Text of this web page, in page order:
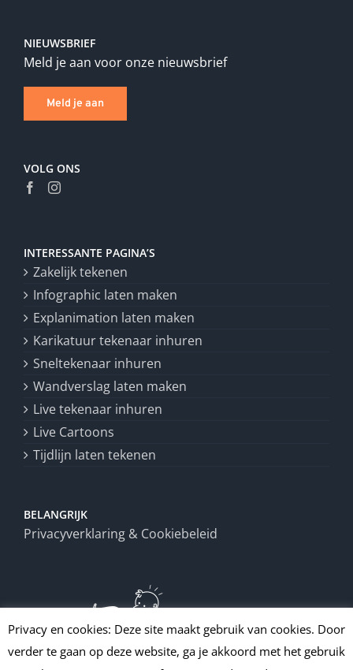
NIEUWSBRIEF
Meld je aan voor onze nieuwsbrief
Meld je aan
VOLG ONS
INTERESSANTE PAGINA’S
Zakelijk tekenen
Infographic laten maken
Explanimation laten maken
Karikatuur tekenaar inhuren
Sneltekenaar inhuren
Wandverslag laten maken
Live tekenaar inhuren
Live Cartoons
Tijdlijn laten tekenen
BELANGRIJK
Privacyverklaring & Cookiebeleid
Privacy en cookies: Deze site maakt gebruik van cookies. Door
verder te gaan op deze website, ga je akkoord met het gebruik